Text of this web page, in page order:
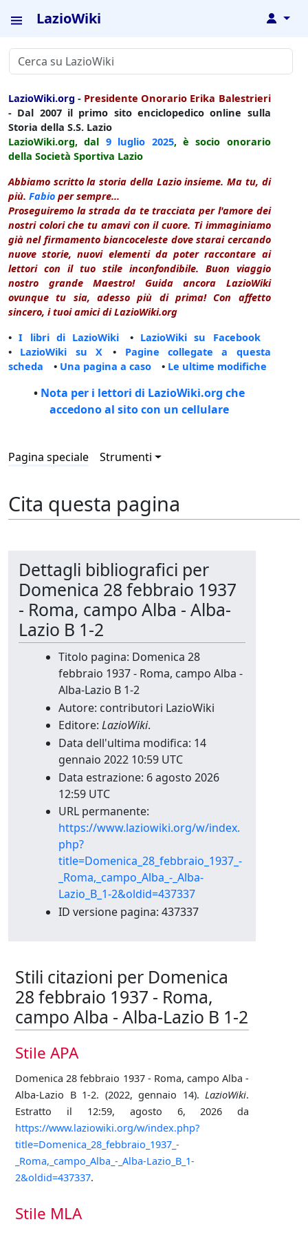
LazioWiki ↓
LazioWiki.org - Presidente Onorario Erika Balestrieri
- Dal 2007 il primo sito enciclopedico online sulla
Storia della S.S. Lazio
LazioWiki.org, dal 9 luglio 2025, è socio onorario
della Società Sportiva Lazio
Abbiamo scritto la storia della Lazio insieme. Ma tu, di
più. Fabio per sempre...
Proseguiremo la strada da te tracciata per l'amore dei
nostri colori che tu amavi con il cuore. Ti immaginiamo
già nel firmamento biancoceleste dove starai cercando
nuove storie, nuovi elementi da poter raccontare ai
lettori con il tuo stile inconfondibile. Buon viaggio
nostro grande Maestro! Guida ancora LazioWiki
ovunque tu sia, adesso più di prima! Con affetto
sincero, i tuoi amici di LazioWiki.org
•I libri di LazioWiki • LazioWiki su Facebook
• LazioWiki su X • Pagine collegate a questa
scheda • Una pagina a caso • Le ultime modifiche
• Nota per i lettori di LazioWiki.org che
accedono al sito con un cellulare
Pagina speciale Strumenti
Cita questa pagina
Dettagli bibliografici per
Domenica 28 febbraio 1937
- Roma, campo Alba - Alba-
Lazio B 1-2
Titolo pagina: Domenica 28
febbraio 1937 - Roma, campo Alba -
Alba-Lazio B 1-2
Autore: contributori LazioWiki
Editore: LazioWiki.
Data dell'ultima modifica: 14
gennaio 2022 10:59 UTC
Data estrazione: 6 agosto 2026
12:59 UTC
URL permanente:
https://www.laziowiki.org/w/index.
php?
title=Domenica_28_febbraio_1937_-
_Roma,_campo_Alba_-_Alba-
Lazio_B_1-2&oldid=437337
ID versione pagina: 437337
Stili citazioni per Domenica
28 febbraio 1937 - Roma,
campo Alba - Alba-Lazio B 1-2
Stile APA
Domenica 28 febbraio 1937 - Roma, campo Alba -
Alba-Lazio B 1-2. (2022, gennaio 14).LazioWiki.
Estratto il 12:59, agosto 6, 2026 da
https://www.laziowiki.org/w/index.php?
title=Domenica_28_febbraio_1937_-
_Roma,_campo_Alba_-_Alba-Lazio_B_1-
2&oldid=437337.
Stile MLA